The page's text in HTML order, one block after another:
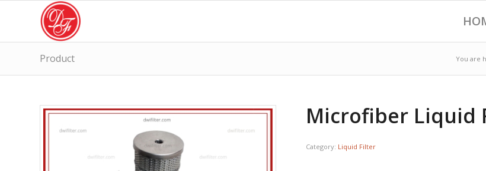
Product You are
Microfiber Liquid
Category: Liquid Filter